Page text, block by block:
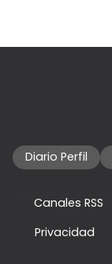
Diario Perfil
Canales RSS
Privacidad